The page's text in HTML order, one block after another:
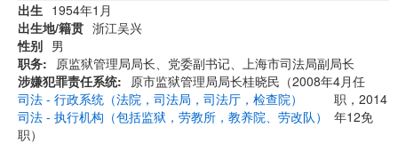
出生 1954年1月
出生地/籍贯 浙江吴兴
性别 男
职务
原监狱管理局局长、党委副书记、上海市司法局副局长
涉嫌犯罪责任系统
司法 - 行政系统（法院，司法局，司法厅，检查院）
司法 - 执行机构（包括监狱，劳教所，教养院、劳改队）
原市监狱管理局局长桂晓民（2008年4月任
职，2014
年12免
职）